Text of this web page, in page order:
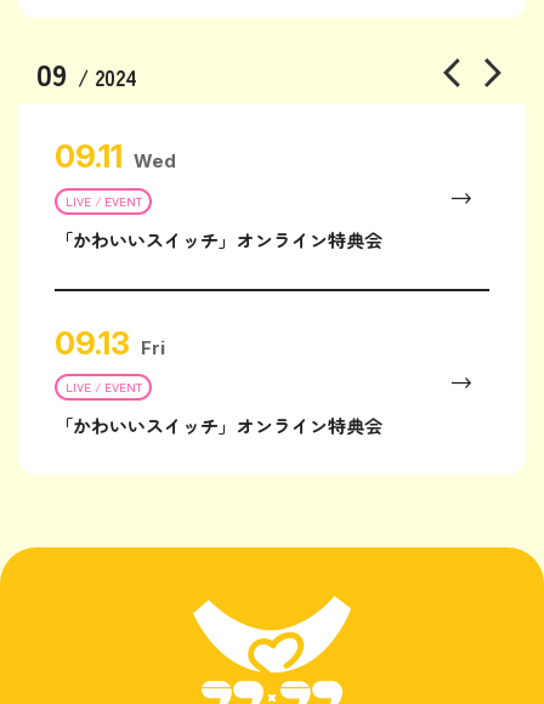
09 / 2024
09.11 Wed
LIVE / EVENT
「かわいいスイッチ」オンライン特典会
09.13 Fri
LIVE / EVENT
「かわいいスイッチ」オンライン特典会